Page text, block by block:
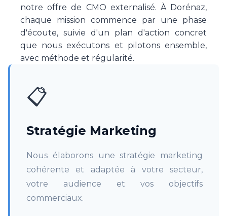
notre offre de CMO externalisé. À Dorénaz,
chaque mission commence par une phase
d'écoute, suivie d'un plan d'action concret
que nous exécutons et pilotons ensemble,
avec méthode et régularité.
📋
Stratégie Marketing
Nous élaborons une stratégie marketing
cohérente et adaptée à votre secteur,
votre audience et vos objectifs
commerciaux.